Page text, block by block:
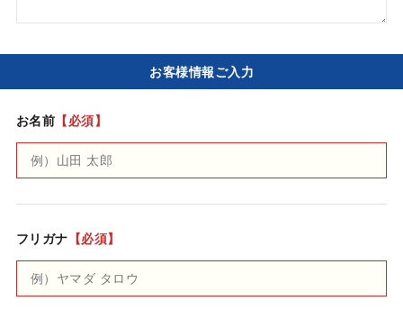
お客様情報ご入力
お名前 【必須】
フリガナ 【必須】